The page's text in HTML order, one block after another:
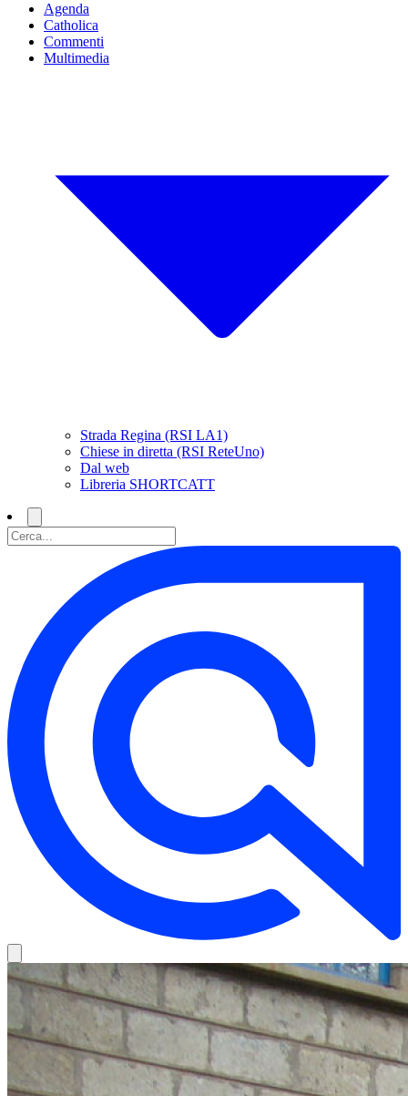
Agenda
Catholica
Commenti
Multimedia
Strada Regina (RSI LA1)
Chiese in diretta (RSI ReteUno)
Dal web
Libreria SHORTCATT